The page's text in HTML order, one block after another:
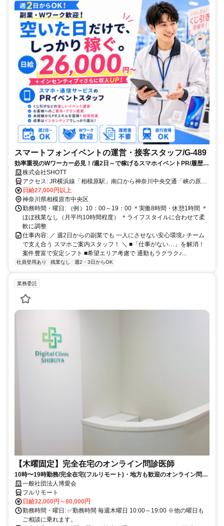
スマートフォンイベントの運営・接客スタッフ/G-489
効率重視のWワーカー必見！/週2日～で稼げるスマホイベントPR/履歴書
不要株式会社SHOTT
アクセス: JR横浜線「相模原駅」南口から神奈川中央交通「峡の原車
庫 行」へ乗車 > (7分) >「清新小学校前」にて降車 > 徒歩3分
日給27,000円以上
神奈川県相模原市中央区
勤務時間・曜日: （例）10：00～19：00 ＊実働8時間・休憩1時間 ＊
ほぼ残業なし（月平均10時間程度） ＊ライフスタイルに合わせて柔
軟に調整
仕事内容: ／ 週2日からの副業でも 一人にさせない安心環境♪ チーム
で支え合う スマホご案内スタッフ！ ＼ ■「仕事がない…」を解消！
案件豊富で安定シフト ■希望エリア考慮で 通勤もラクラク♪...
社員登用あり 残業なし 週2・3日からOK
業務委託
【木曜固定】完全在宅のオンライン問診医師
10時〜19時勤務/完全在宅(フルリモート)・地方も歓迎のオンライン問診
業務一般社団法人博愛会
フルリモート
日給32,000円～80,000円
勤務時間・曜日: ✅勤務時間 毎週木曜日 10:00～19:00 ※他の曜日も
ご相談に乗れます。